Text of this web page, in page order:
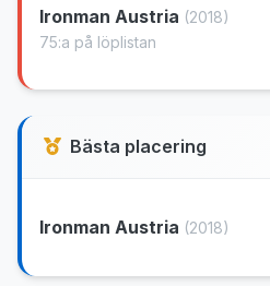
Ironman Austria (2018)
75:a på löplistan
Bästa placering
Ironman Austria (2018)